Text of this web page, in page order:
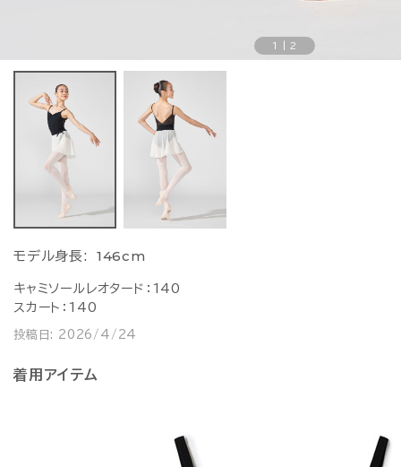
1 2
モデル身長: 146cm
キャミソールレオタード：140
スカート：140
投稿日: 2026/4/24
着用アイテム